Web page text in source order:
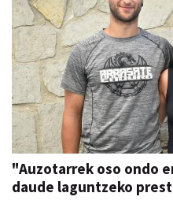
"Auzotarrek oso ondo
daude laguntzeko